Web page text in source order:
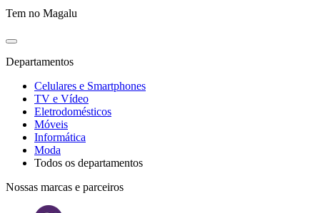
Tem no Magalu
Departamentos
Celulares e Smartphones
TV e Vídeo
Eletrodomésticos
Móveis
Informática
Moda
Todos os departamentos
Nossas marcas e parceiros